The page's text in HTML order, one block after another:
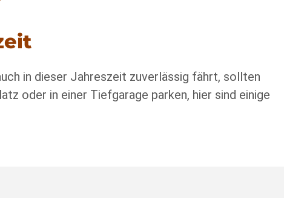
in dieser Jahreszeit zuverlässig fährt, sollten
oder in einer Tiefgarage parken, hier sind einige